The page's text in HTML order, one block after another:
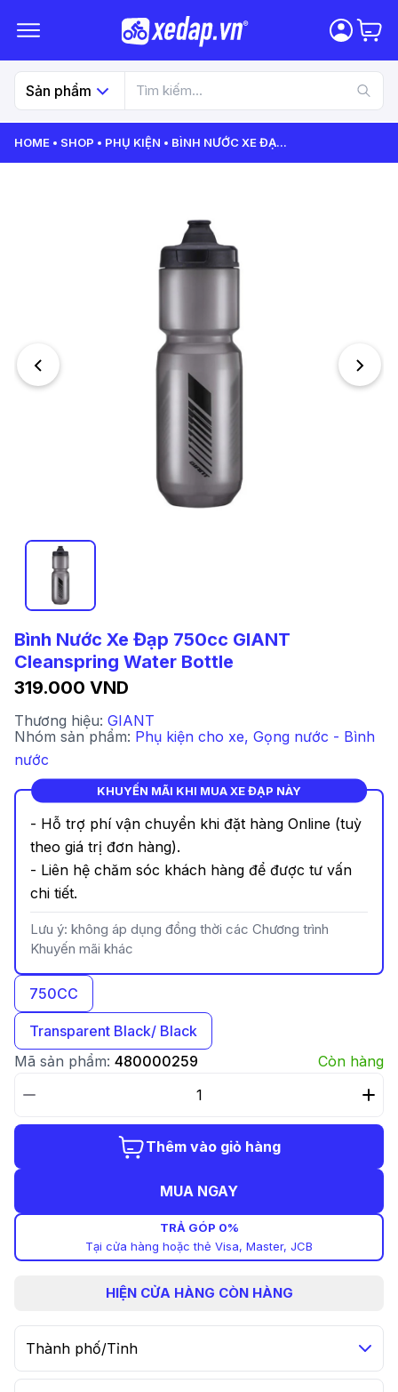
Sản phẩm
HOME SHOP PHỤ KIỆN BÌNH NƯỚC XE ĐẠ...
Bình Nước Xe Đạp 750cc GIANT
Cleanspring Water Bottle
319.000 VND
Thương hiệu: GIANT
Nhóm sản phẩm: Phụ kiện cho xe, Gọng nước - Bình
nước
KHUYẾN MÃI KHI MUA XE ĐẠP NÀY
- Hỗ trợ phí vận chuyển khi đặt hàng Online (tuỳ
theo giá trị đơn hàng).
- Liên hệ chăm sóc khách hàng để được tư vấn
chi tiết.
Lưu ý: không áp dụng đồng thời các Chương trình
Khuyến mãi khác
750CC
Transparent Black/ Black
Mã sản phẩm: 480000259 Còn hàng
Thêm vào giỏ hàng
MUA NGAY
TRẢ GÓP 0%
Tại cửa hàng hoặc thẻ Visa, Master, JCB
HIỆN CỬA HÀNG CÒN HÀNG
Thành phố/Tỉnh